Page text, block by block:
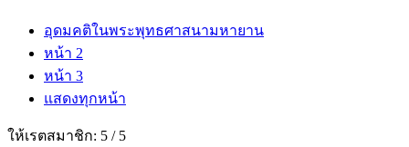
อุดมคติในพระพุทธศาสนามหายาน
หน้า 2
หน้า 3
แสดงทุกหน้า
ให้เรตสมาชิก: 5 / 5